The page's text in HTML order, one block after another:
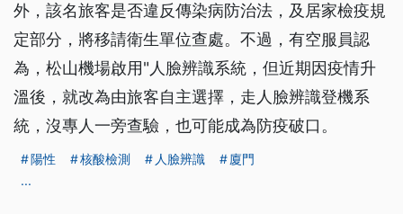
外，該名旅客是否違反傳染病防治法，及居家檢疫規
定部分，將移請衛生單位查處。不過，有空服員認
為，松山機場啟用"人臉辨識系統，但近期因疫情升
溫後，就改為由旅客自主選擇，走人臉辨識登機系
統，沒專人一旁查驗，也可能成為防疫破口。
陽性 核酸檢測 人臉辨識
廈門
...